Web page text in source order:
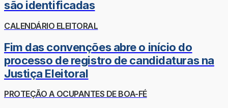
são identificadas
CALENDÁRIO ELEITORAL
Fim das convenções abre o início do
processo de registro de candidaturas na
Justiça Eleitoral
PROTEÇÃO A OCUPANTES DE BOA-FÉ